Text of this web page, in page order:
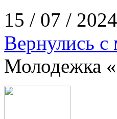
15 / 07 / 2024
Вернулись
Молодежка